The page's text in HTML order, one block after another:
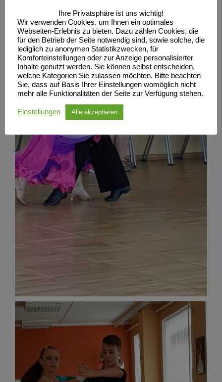
Ihre Privatsphäre ist uns wichtig!
Wir verwenden Cookies, um Ihnen ein optimales
Webseiten-Erlebnis zu bieten. Dazu zählen Cookies, die
für den Betrieb der Seite notwendig sind, sowie solche, die
lediglich zu anonymen Statistikzwecken, für
Komforteinstellungen oder zur Anzeige personalisierter
Inhalte genutzt werden. Sie können selbst entscheiden,
welche Kategorien Sie zulassen möchten. Bitte beachten
Sie, dass auf Basis Ihrer Einstellungen womöglich nicht
mehr alle Funktionalitäten der Seite zur Verfügung stehen.
Einstellungen Alle akzeptieren